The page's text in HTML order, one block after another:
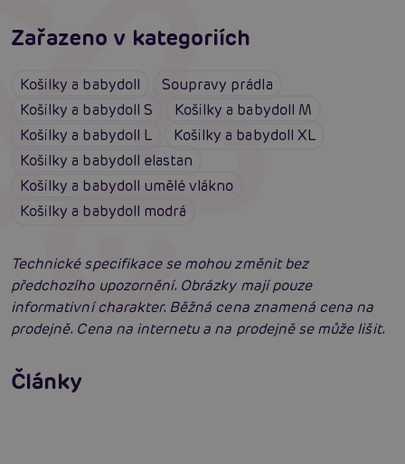
Zařazeno v kategoriích
Košilky a babydoll
Soupravy prádla
Košilky a babydoll S
Košilky a babydoll M
Košilky a babydoll L
Košilky a babydoll XL
Košilky a babydoll elastan
Košilky a babydoll umělé vlákno
Košilky a babydoll modrá
Technické specifikace se mohou změnit bez
předchozího upozornění. Obrázky mají pouze
informativní charakter. Běžná cena znamená cena na
prodejně. Cena na internetu a na prodejně se může lišit.
Články
neodolatelně sexy
Číst více
Erotická inteligence: Příručka Sexiomů